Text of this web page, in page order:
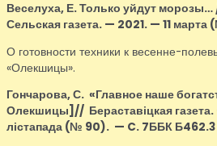
Веселуха, Е.Только уйдут морозы…
Сельская газета. — 2021. — 11
О готовности техники к весенне-
«Олекшицы».
Гончарова, С. «Главное наше
Олекшицы] // Бераставіцкая
лістапада (№ 90). — C. 7ББК Б462.3